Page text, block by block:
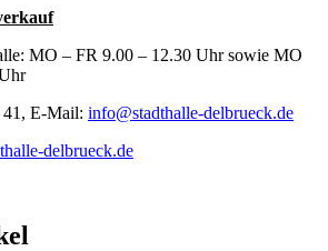
MO – FR 9.00 – 12.30 Uhr sowie MO
41, E-Mail: info@stadthalle-delbrueck.de
delbrueck.de